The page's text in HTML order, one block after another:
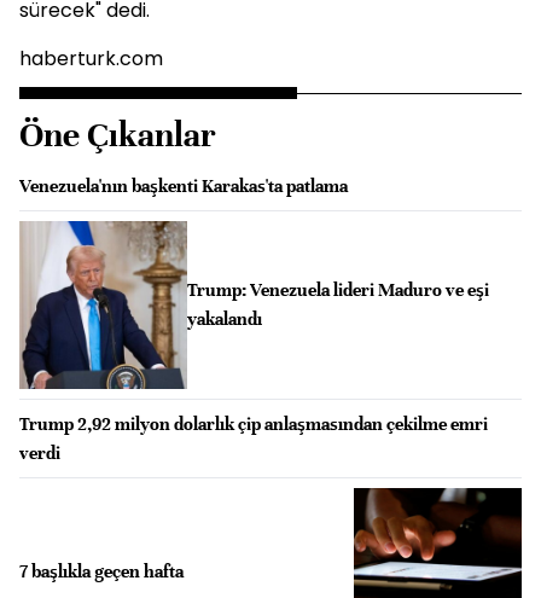
sürecek" dedi.
haberturk.com
Öne Çıkanlar
Venezuela'nın başkenti Karakas'ta patlama
Trump: Venezuela lideri Maduro ve eşi
yakalandı
Trump 2,92 milyon dolarlık çip anlaşmasından çekilme emri
verdi
7 başlıkla geçen hafta